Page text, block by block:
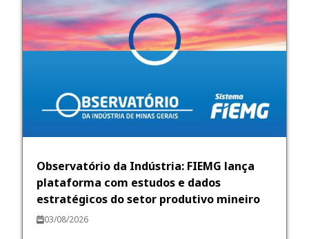
Observatório da Indústria: FIEMG lança
plataforma com estudos e dados
estratégicos do setor produtivo mineiro
03/08/2026